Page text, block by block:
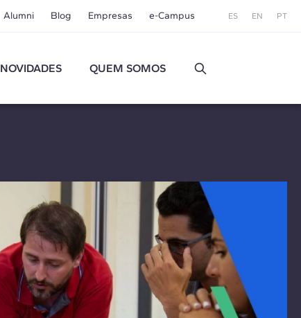
Alumni Blog Empresas e-Campus ES EN PT
NOVIDADES QUEM SOMOS